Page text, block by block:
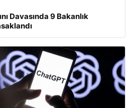
Davasında 9 Bakanlık